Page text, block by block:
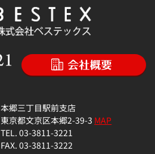
本郷三丁目駅前支店
東京都文京区本郷2-39-3 MAP
TEL. 03-3811-3221
FAX. 03-3811-3222